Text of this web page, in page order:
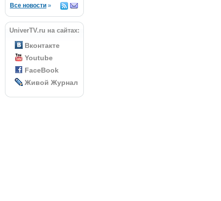
Все новости »
UniverTV.ru на сайтах:
Вконтакте
Youtube
FaceBook
Живой Журнал